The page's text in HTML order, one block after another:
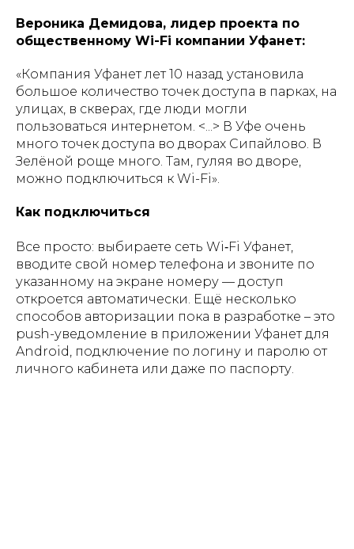
Вероника Демидова, лидер проекта по
общественному Wi-Fi компании Уфанет:
«Компания Уфанет лет 10 назад установила
большое количество точек доступа в парках, на
улицах, в скверах, где люди могли
пользоваться интернетом. <...> В Уфе очень
много точек доступа во дворах Сипайлово. В
Зелёной роще много. Там, гуляя во дворе,
можно подключиться к Wi-Fi».
Как подключиться
Все просто: выбираете сеть Wi‑Fi Уфанет,
вводите свой номер телефона и звоните по
указанному на экране номеру — доступ
откроется автоматически. Ещё несколько
способов авторизации пока в разработке – это
push-уведомление в приложении Уфанет для
Android, подключение по логину и паролю от
личного кабинета или даже по паспорту.